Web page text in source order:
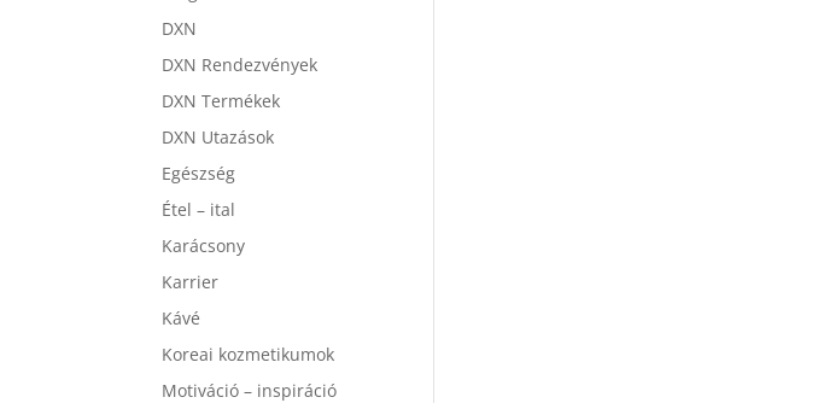
DXN
DXN Rendezvények
DXN Termékek
DXN Utazások
Egészség
Étel – ital
Karácsony
Karrier
Kávé
Koreai kozmetikumok
Motiváció – inspiráció